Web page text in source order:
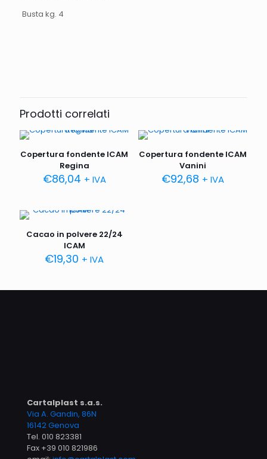
Busta kg. 4
Prodotti correlati
Copertura fondente ICAM
Regina
€86,04 + IVA
Copertura fondente ICAM
Vanini
€92,68 + IVA
Cacao in polvere 22/24
ICAM
€19,30 + IVA
Cartalplast s.a.s.
Via A. Gandin, 86N
16142 Genova
Tel. 010 823381
Fax +39 010 821986